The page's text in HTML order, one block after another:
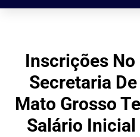
Inscrições No
Secretaria
Mato Grosso
Salário Inicial